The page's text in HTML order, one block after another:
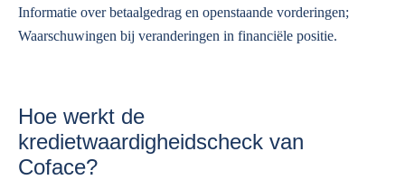
Informatie over betaalgedrag en openstaande vorderingen;
Waarschuwingen bij veranderingen in financiële positie.
Hoe werkt de
kredietwaardigheidscheck van
Coface?